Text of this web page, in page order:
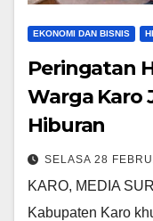
EKONOMI DAN BISNIS
Peringatan
Warga Karo
Hiburan
SELASA 28
KARO, MEDIA
Kabupaten Karo